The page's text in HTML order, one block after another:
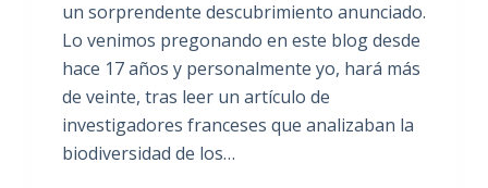
un sorprendente descubrimiento anunciado.
Lo venimos pregonando en este blog desde
hace 17 años y personalmente yo, hará más
de veinte, tras leer un artículo de
investigadores franceses que analizaban la
biodiversidad de los…